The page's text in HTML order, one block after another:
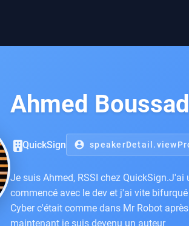
Ahmed
QuickSign account_circle
Je suis Ahmed, RSSI chez
commencé avec le dev et j'ai vite
Cyber c'était comme dans Mr Robot
maintenant je suis devenu un auteur